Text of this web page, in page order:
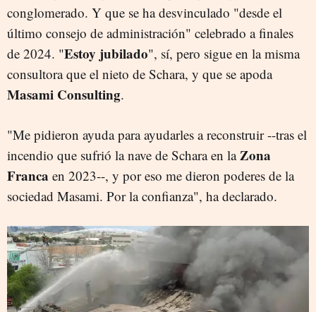
conglomerado. Y que se ha desvinculado "desde el
último consejo de administración" celebrado a finales
de 2024. "Estoy jubilado", sí, pero sigue en la misma
consultora que el nieto de Schara, y que se apoda
Masami Consulting.
"Me pidieron ayuda para ayudarles a reconstruir --tras el
incendio que sufrió la nave de Schara en laZona
Franca en 2023--, y por eso me dieron poderes de la
sociedad Masami. Por la confianza", ha declarado.